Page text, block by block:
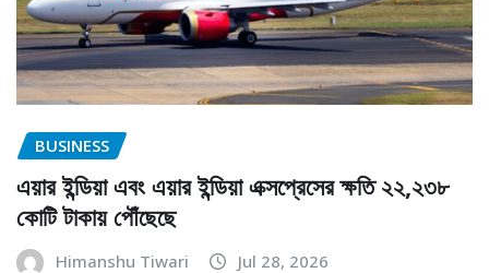
BUSINESS
এয়ার ইন্ডিয়া এবং এয়ার ইন্ডিয়া এক্সপ্রেসের ক্ষতি ২২,২৩৮
কোটি টাকায় পৌঁছেছে
Himanshu Tiwari Jul 28, 2026